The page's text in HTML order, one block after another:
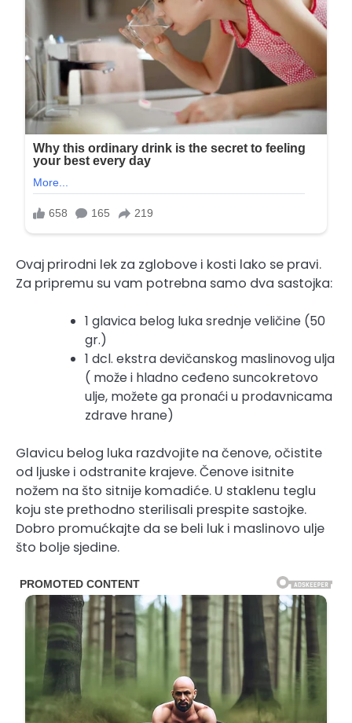
Ovaj prirodni lek za zglobove i kosti lako se pravi.
Za pripremu su vam potrebna samo dva sastojka:
1 glavica belog luka srednje veličine (50
gr.)
1 dcl. ekstra devičanskog maslinovog ulja
( može i hladno ceđeno suncokretovo
ulje, možete ga pronaći u prodavnicama
zdrave hrane)
Glavicu belog luka razdvojite na čenove, očistite
od ljuske i odstranite krajeve. Čenove isitnite
nožem na što sitnije komadiće. U staklenu teglu
koju ste prethodno sterilisali prespite sastojke.
Dobro promućkajte da se beli luk i maslinovo ulje
što bolje sjedine.